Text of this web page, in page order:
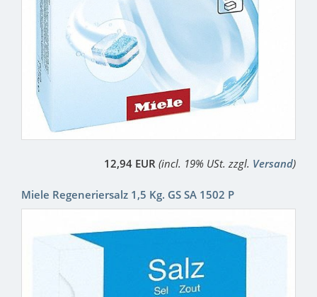
12,94 EUR (incl. 19% USt. zzgl. Versand)
Miele Regeneriersalz 1,5 Kg. GS SA 1502 P